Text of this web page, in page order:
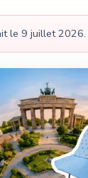
le 9 juillet 2026.